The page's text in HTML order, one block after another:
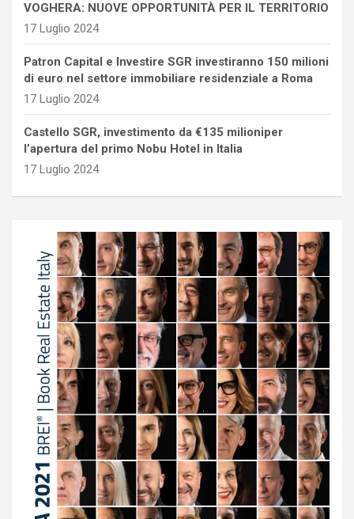
VOGHERA: NUOVE OPPORTUNITÀ PER IL TERRITORIO
17 Luglio 2024
Patron Capital e Investire SGR investiranno 150 milioni
di euro nel settore immobiliare residenziale a Roma
17 Luglio 2024
Castello SGR, investimento da €135 milioniper
l’apertura del primo Nobu Hotel in Italia
17 Luglio 2024